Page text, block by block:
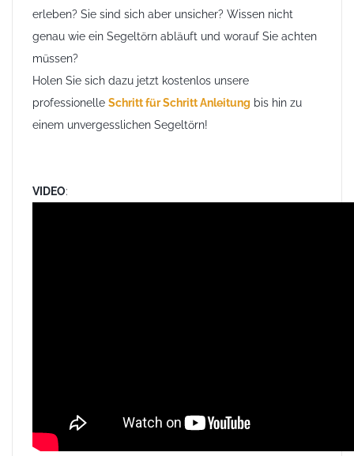
erleben? Sie sind sich aber unsicher? Wissen nicht
genau wie ein Segeltörn abläuft und worauf Sie achten
müssen?
Holen Sie sich dazu jetzt kostenlos unsere
professionelle Schritt für Schritt Anleitung bis hin zu
einem unvergesslichen Segeltörn!
VIDEO: